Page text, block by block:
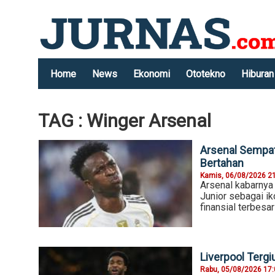
Home News Ekonomi Ototekno Hiburan
TAG : Winger Arsenal
Arsenal
Bertahan
Kamis, 06/08/2026
Arsenal
Junior sebagai
finansial terbesar
Liverpool
Rabu, 05/08/2026